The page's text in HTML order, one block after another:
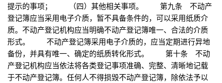
提示的事项； （四）其他相关事项。 第九条 不动产
登记簿应当采用电子介质，暂不具备条件的，可以采用纸质介
质。不动产登记机构应当明确不动产登记簿唯一、合法的介质
形式。 不动产登记簿采用电子介质的，应当定期进行异地
备份，并具有唯一、确定的纸质转化形式。 第十条 不动
产登记机构应当依法将各类登记事项准确、完整、清晰地记载
于不动产登记簿。任何人不得损毁不动产登记簿，除依法予以